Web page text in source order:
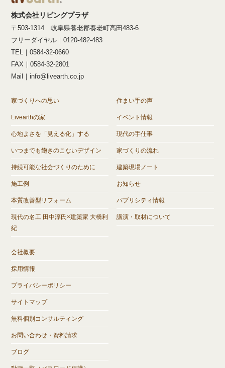
株式会社リビングプラザ
〒503-1314 岐阜県養老郡養老町高田483-6
フリーダイヤル｜0120-482-483
TEL｜0584-32-0660
FAX｜0584-32-2801
Mail｜info@livearth.co.jp
家づくりへの思い
Livearthの家
心地よさを「見える化」する
いつまでも飽きのこないデザイン
持続可能な社会づくりのために
施工例
本質改善型リフォーム
現代の名工 田中淳氏×建築家 大橋利
紀
住まい手の声
イベント情報
現代の手仕事
家づくりの流れ
建築現場ノート
お知らせ
パブリシティ情報
講演・取材について
会社概要
採用情報
プライバシーポリシー
サイトマップ
無料個別コンサルティング
お問い合わせ・資料請求
ブログ